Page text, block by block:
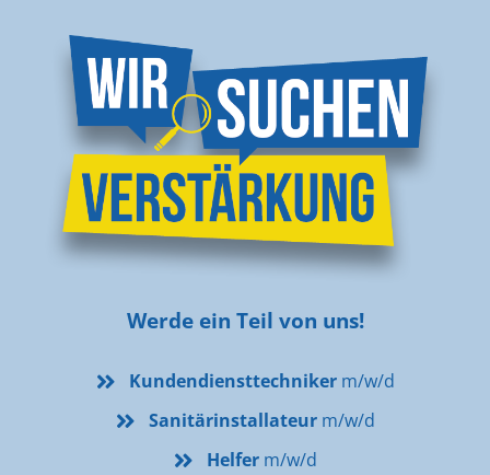
Werde ein Teil von uns!
Kundendiensttechnikerm/w/d
Sanitärinstallateurm/w/d
Helferm/w/d